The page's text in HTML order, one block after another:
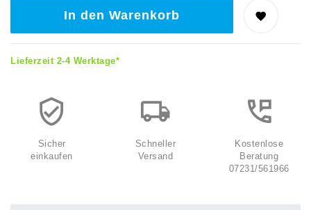
In den Warenkorb
Lieferzeit 2-4 Werktage*
Sicher
einkaufen
Schneller
Versand
Kostenlose
Beratung
07231/561966